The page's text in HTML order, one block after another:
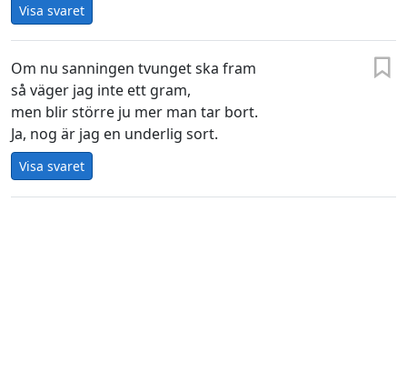
Visa svaret
Om nu sanningen tvunget ska fram
så väger jag inte ett gram,
men blir större ju mer man tar bort.
Ja, nog är jag en underlig sort.
Visa svaret